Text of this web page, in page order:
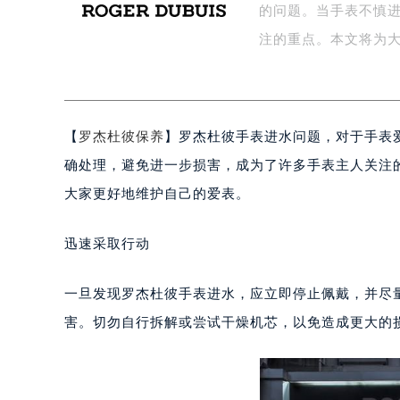
盐城市盐都区世纪大道5号盐城金融
泰州市海陵区永定东路399号置地
绍兴市越城区胜利东路379号世茂天
嘉兴市南湖区广益路705号嘉兴世界
南昌市红谷滩新区红谷中大道998号
深圳市罗湖区深南东路5001号华润
惠州市惠城区江北文昌一路7号华贸
福州市鼓楼区五四路128-1号恒力城
成都市锦江区人民东路6号SAC东
的问题。当手表不慎
注的重点。本文将为
【 罗杰杜彼保养 】罗杰杜彼手表进水问题，对于手
确处理，避免进一步损害，成为了许多手表主人关
大家更好地维护自己的爱表。
迅速采取行动
一旦发现罗杰杜彼手表进水，应立即停止佩戴，并
害。切勿自行拆解或尝试干燥机芯，以免造成更大的